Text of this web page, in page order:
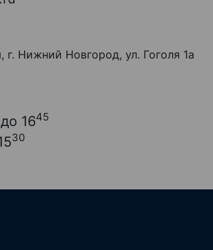
г. Нижний Новгород, ул. Гоголя 1а
до 1645
30